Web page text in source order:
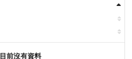
目前沒有資料